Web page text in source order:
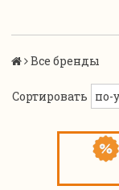
Все бренды
Сортировать